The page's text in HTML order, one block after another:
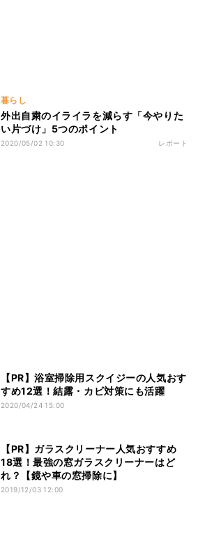
暮らし
外出自粛のイライラを減らす「今やりた
い片づけ」5つのポイント
2020/05/02 10:30 レポート
【PR】浴室掃除用スクイジーの人気おす
すめ12選！結露・カビ対策にも活躍
2020/04/24 15:00
【PR】ガラスクリーナー人気おすすめ
18選！最強の窓ガラスクリーナーはど
れ？【鏡や車の窓掃除に】
2019/12/03 12:00